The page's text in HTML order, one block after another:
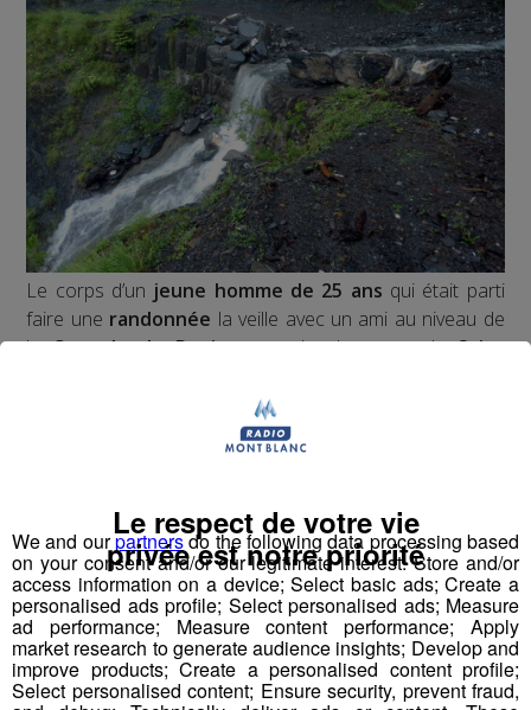
Le corps d’un jeune homme de 25 ans qui était parti
faire une randonnée la veille avec un ami au niveau de
laCascade de Reningesur les hauteurs deSaint
Il s’agirait d’un homme de nationalité
groupe montagne de la gendarmerie de Chamonix
Partager sur Facebook
We and ourpartnersdo the following data processing based
on your consent and/or our legitimate interest: Store and/or
access information on a device; Select basic ads; Create a
personalised ads profile; Select personalised ads; Measure
ad performance; Measure content performance; Apply
market research to generate audience insights; Develop and
improve products; Create a personalised content profile;
Select personalised content; Ensure security, prevent fraud,
Le respect de votre vie
privée est notre priorité